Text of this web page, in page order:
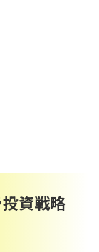
資戦略